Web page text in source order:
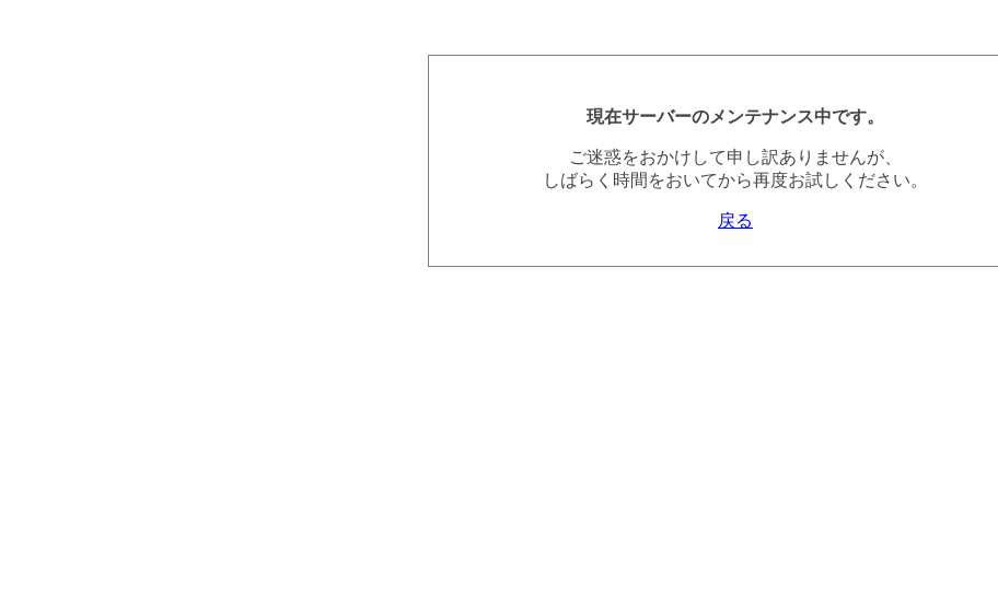
現在サーバーのメンテナンス中です。
ご迷惑をおかけして申し訳ありませんが、
しばらく時間をおいてから再度お試しください。
戻る